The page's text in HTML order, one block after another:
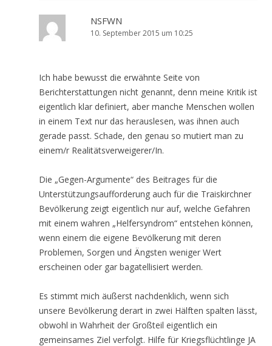
NSFWN
10. September 2015 um 10:25
Ich habe bewusst die erwähnte Seite von
Berichterstattungen nicht genannt, denn meine Kritik ist
eigentlich klar definiert, aber manche Menschen wollen
in einem Text nur das herauslesen, was ihnen auch
gerade passt. Schade, den genau so mutiert man zu
einem/r Realitätsverweigerer/In.
Die „Gegen-Argumente“ des Beitrages für die
Unterstützungsaufforderung auch für die Traiskirchner
Bevölkerung zeigt eigentlich nur auf, welche Gefahren
mit einem wahren „Helfersyndrom“ entstehen können,
wenn einem die eigene Bevölkerung mit deren
Problemen, Sorgen und Ängsten weniger Wert
erscheinen oder gar bagatellisiert werden.
Es stimmt mich äußerst nachdenklich, wenn sich
unsere Bevölkerung derart in zwei Hälften spalten lässt,
obwohl in Wahrheit der Großteil eigentlich ein
gemeinsames Ziel verfolgt. Hilfe für Kriegsflüchtlinge JA